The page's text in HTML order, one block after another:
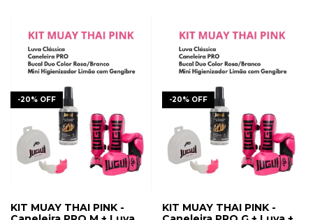
-20% OFF
KIT MUAY THAI PINK -
-20% OFF
KIT MUAY THAI PINK -